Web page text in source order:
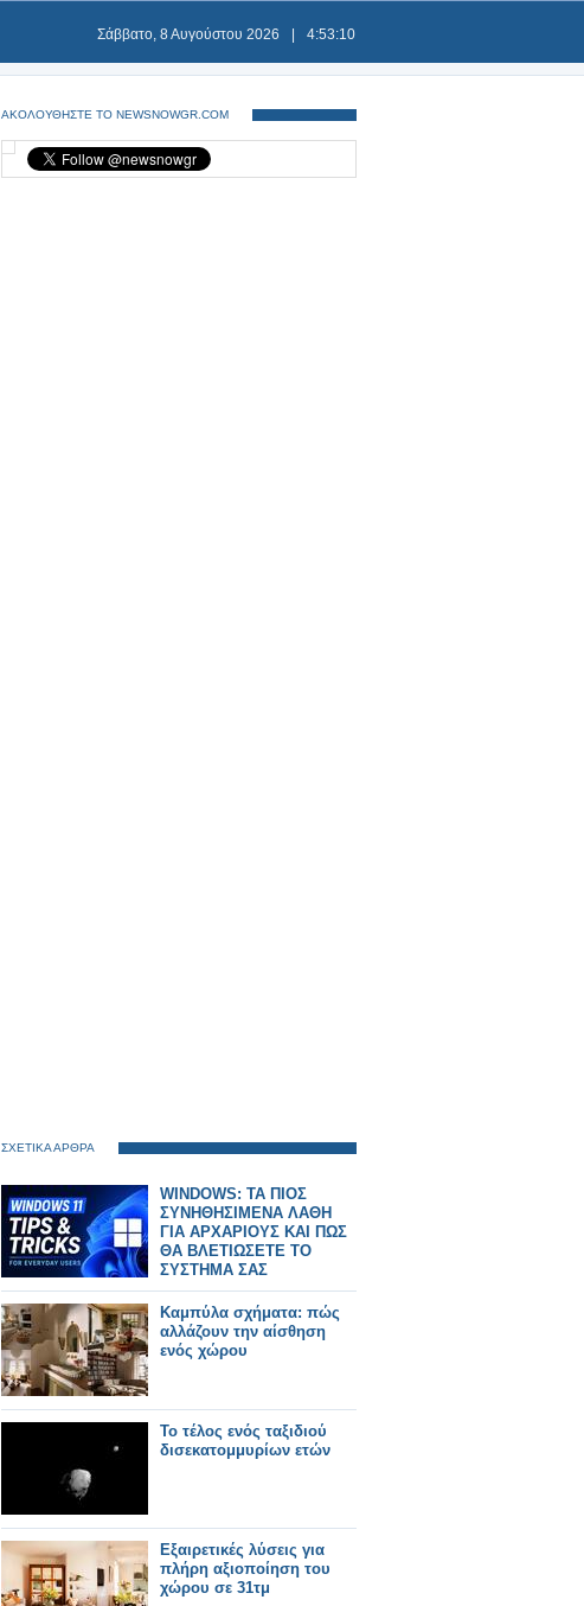
Σάββατο, 8 Αυγούστου 2026 4:53:11
ΑΚΟΛΟΥΘΗΣΤΕ ΤΟ NEWSNOWGR.COM
ΣΧΕΤΙΚΑ ΑΡΘΡΑ
WINDOWS: ΤΑ ΠΙΟΣ
ΣΥΝΗΘΗΣΙΜΕΝΑ ΛΑΘΗ
ΓΙΑ ΑΡΧΑΡΙΟΥΣ ΚΑΙ ΠΩΣ
ΘΑ ΒΛΕΤΙΩΣΕΤΕ ΤΟ
ΣΥΣΤΗΜΑ ΣΑΣ
Καμπύλα σχήματα: πώς
αλλάζουν την αίσθηση
ενός χώρου
Το τέλος ενός ταξιδιού
δισεκατομμυρίων ετών
Εξαιρετικές λύσεις για
πλήρη αξιοποίηση του
χώρου σε 31τμ